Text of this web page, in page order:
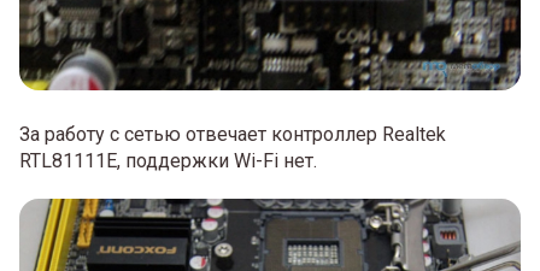
За работу с сетью отвечает контроллер Realtek
RTL81111Е, поддержки Wi-Fi нет.